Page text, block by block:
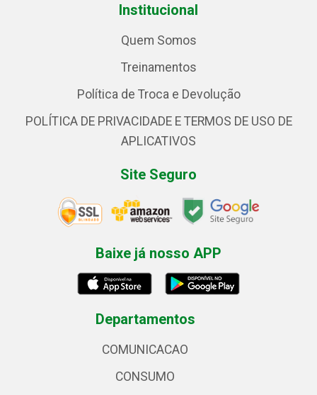
Institucional
Quem Somos
Treinamentos
Política de Troca e Devolução
POLÍTICA DE PRIVACIDADE E TERMOS DE USO DE
APLICATIVOS
Site Seguro
Baixe já nosso APP
Departamentos
COMUNICACAO
CONSUMO